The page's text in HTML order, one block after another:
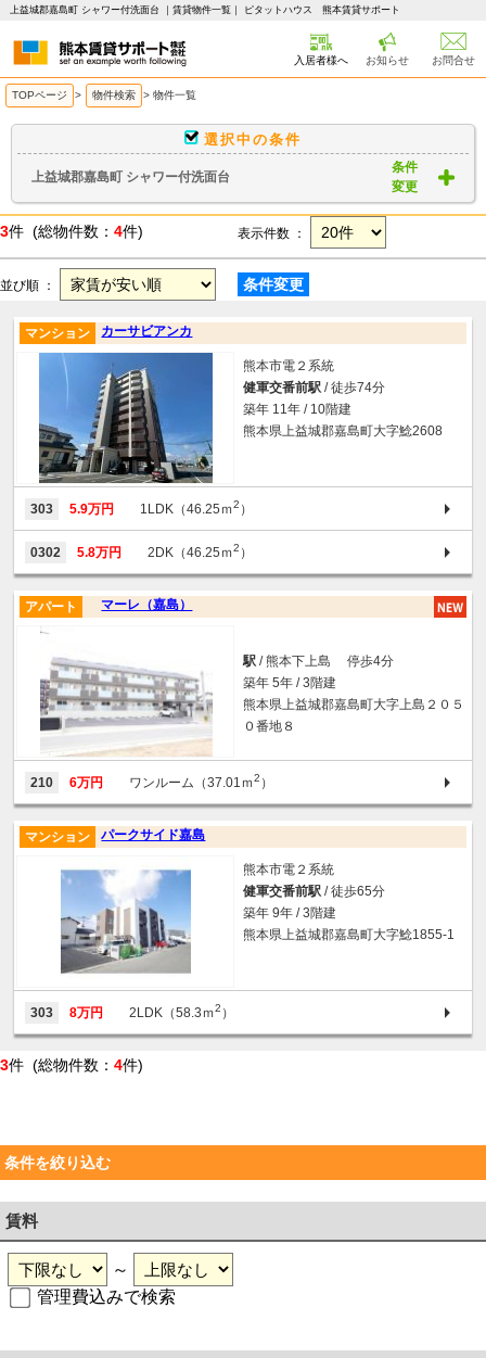
上益城郡嘉島町 シャワー付洗面台 ｜賃貸物件一覧｜ ピタットハウス 熊本賃貸サポート
入居者様へ お知らせ お問合せ
TOPページ > 物件検索 > 物件一覧
選択中の条件
上益城郡嘉島町 シャワー付洗面台
条件
変更
3件 (総物件数： 4件) 表示件数 ：
並び順 ： 条件変更
カーサビアンカ
マンション
熊本市電２系統
健軍交番前駅 / 徒歩74分
築年 11年 / 10階建
熊本県上益城郡嘉島町大字鯰2608
303 5.9万円 1LDK（46.25ｍ2 ）
0302 5.8万円 2DK（46.25ｍ2 ）
マーレ（嘉島）
アパート
駅 / 熊本下上島 停歩4分
築年 5年 / 3階建
熊本県上益城郡嘉島町大字上島２０５
０番地８
210 6万円 ワンルーム（37.01ｍ2 ）
パークサイド嘉島
マンション
熊本市電２系統
健軍交番前駅 / 徒歩65分
築年 9年 / 3階建
熊本県上益城郡嘉島町大字鯰1855-1
303 8万円 2LDK（58.3ｍ2 ）
3件 (総物件数： 4件)
条件を絞り込む
賃料
～
管理費込みで検索